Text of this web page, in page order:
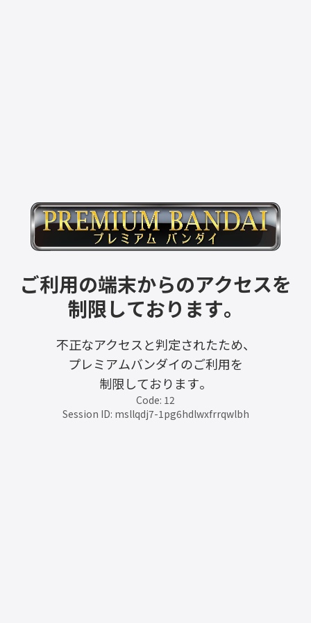
ご利用の端末からのアクセスを
制限しております。
不正なアクセスと判定されたため、
プレミアムバンダイのご利用を
制限しております。
Code: 12
Session ID: msllqdj7-1pg6hdlwxfrrqwlbh